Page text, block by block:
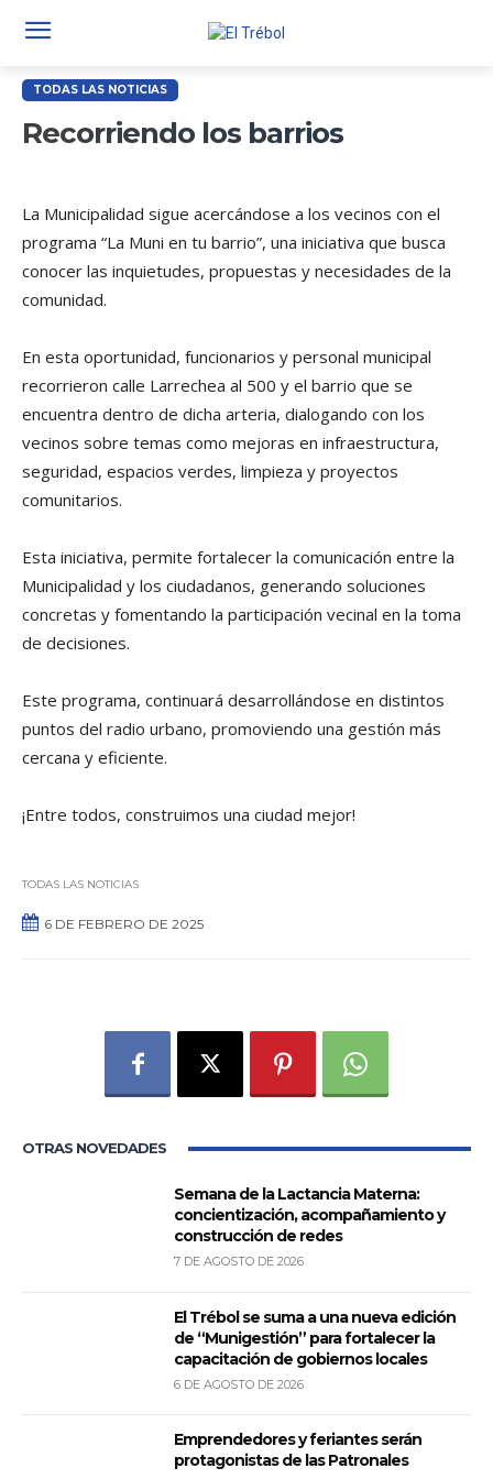
TODAS LAS NOTICIAS
Recorriendo los barrios
La Municipalidad sigue acercándose a los vecinos con el
programa “La Muni en tu barrio”, una iniciativa que busca
conocer las inquietudes, propuestas y necesidades de la
comunidad.
En esta oportunidad, funcionarios y personal municipal
recorrieron calle Larrechea al 500 y el barrio que se
encuentra dentro de dicha arteria, dialogando con los
vecinos sobre temas como mejoras en infraestructura,
seguridad, espacios verdes, limpieza y proyectos
comunitarios.
Esta iniciativa, permite fortalecer la comunicación entre la
Municipalidad y los ciudadanos, generando soluciones
concretas y fomentando la participación vecinal en la toma
de decisiones.
Este programa, continuará desarrollándose en distintos
puntos del radio urbano, promoviendo una gestión más
cercana y eficiente.
¡Entre todos, construimos una ciudad mejor!
TODAS LAS NOTICIAS
6 DE FEBRERO DE 2025
OTRAS NOVEDADES
Semana de la Lactancia Materna:
concientización, acompañamiento y
construcción de redes
7 DE AGOSTO DE 2026
El Trébol se suma a una nueva edición
de “Munigestión” para fortalecer la
capacitación de gobiernos locales
6 DE AGOSTO DE 2026
Emprendedores y feriantes serán
protagonistas de las Patronales